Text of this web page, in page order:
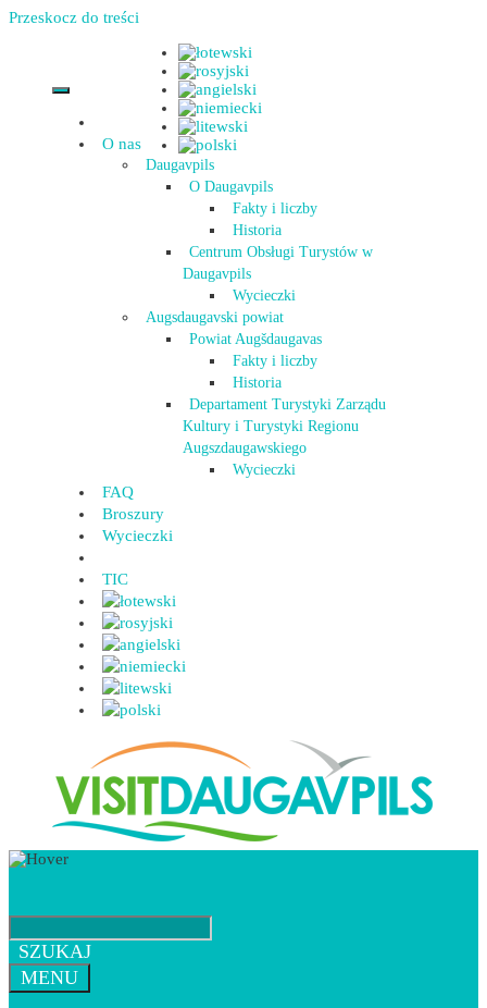
Przeskocz do treści
O nas
Daugavpils
O Daugavpils
Fakty i liczby
Historia
Centrum Obsługi Turystów w
Daugavpils
Wycieczki
Augsdaugavski powiat
Powiat Augšdaugavas
Fakty i liczby
Historia
Departament Turystyki Zarządu
Kultury i Turystyki Regionu
Augszdaugawskiego
Wycieczki
FAQ
Broszury
Wycieczki
TIC
SZUKAJ
MENU